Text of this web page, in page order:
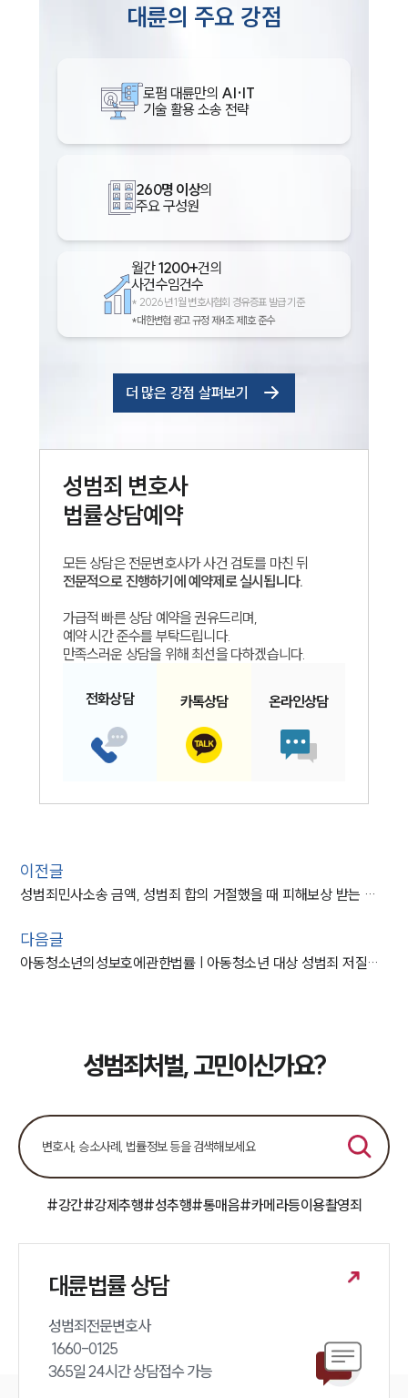
대륜의 주요 강점
로펌 대륜만의 AI·IT
기술 활용 소송 전략
260명 이상의
주요 구성원
월간1200+건의
사건수임건수
* 2026년 1월 변호사협회 경유증표 발급 기준
*대한변협 광고 규정 제4조 제1호 준수
더 많은 강점 살펴보기
성범죄 변호사
법률상담예약
모든 상담은 전문변호사가 사건 검토를 마친 뒤
전문적으로 진행하기에 예약제로 실시됩니다.
가급적 빠른 상담 예약을 권유드리며,
예약 시간 준수를 부탁드립니다.
만족스러운 상담을 위해 최선을 다하겠습니다.
전화상담 카톡상담 온라인상담
이전글
성범죄민사소송 금액, 성범죄 합의 거절했을 때 피해보상 받는 방법
다음글
아동청소년의성보호에관한법률 | 아동청소년 대상 성범죄 저질렀을 때 형량
성범죄처벌, 고민이신가요?
#강간#강제추행#성추행#통매음#카메라등이용촬영죄
대륜법률 상담
성범죄전문변호사
365일 24시간 상담접수 가능